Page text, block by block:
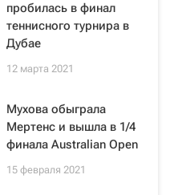
пробилась в финал
теннисного турнира в
Дубае
12 марта 2021
Мухова обыграла
Мертенс и вышла в 1/4
финала Australian Open
15 февраля 2021